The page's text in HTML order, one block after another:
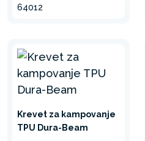
64012
Krevet za kampovanje
TPU Dura-Beam